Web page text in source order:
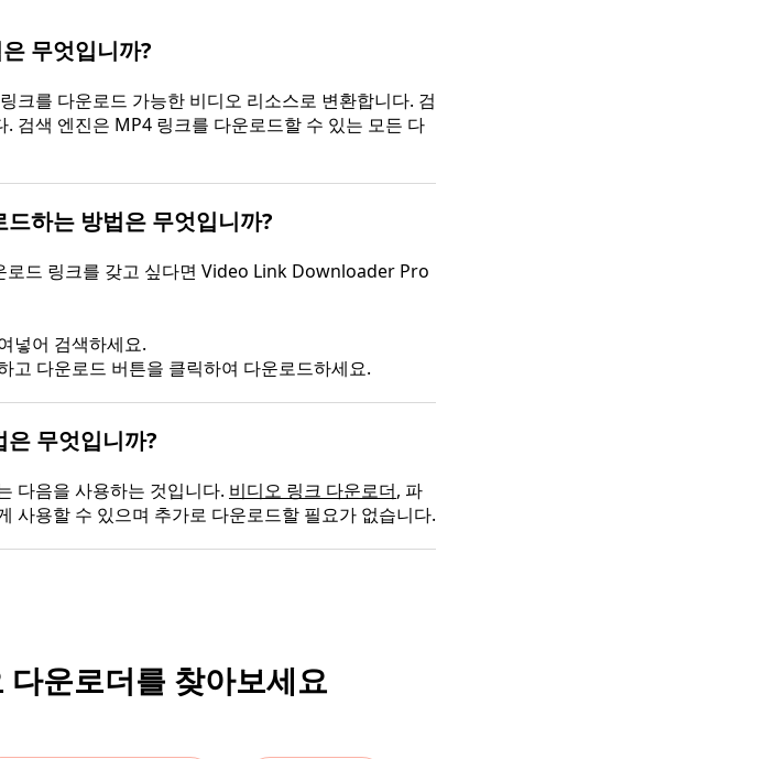
무엇입니까?
크를 다운로드 가능한 비디오 리소스로 변환합니다. 검
검색 엔진은 MP4 링크를 다운로드할 수 있는 모든 다
하는 방법은 무엇입니까?
로드 링크를 갖고 싶다면 Video Link Downloader Pro
넣어 검색하세요.
고 다운로드 버튼을 클릭하여 다운로드하세요.
무엇입니까?
다음을 사용하는 것입니다. 비디오 링크 다운로더, 파
사용할 수 있으며 추가로 다운로드할 필요가 없습니다.
운로더를 찾아보세요